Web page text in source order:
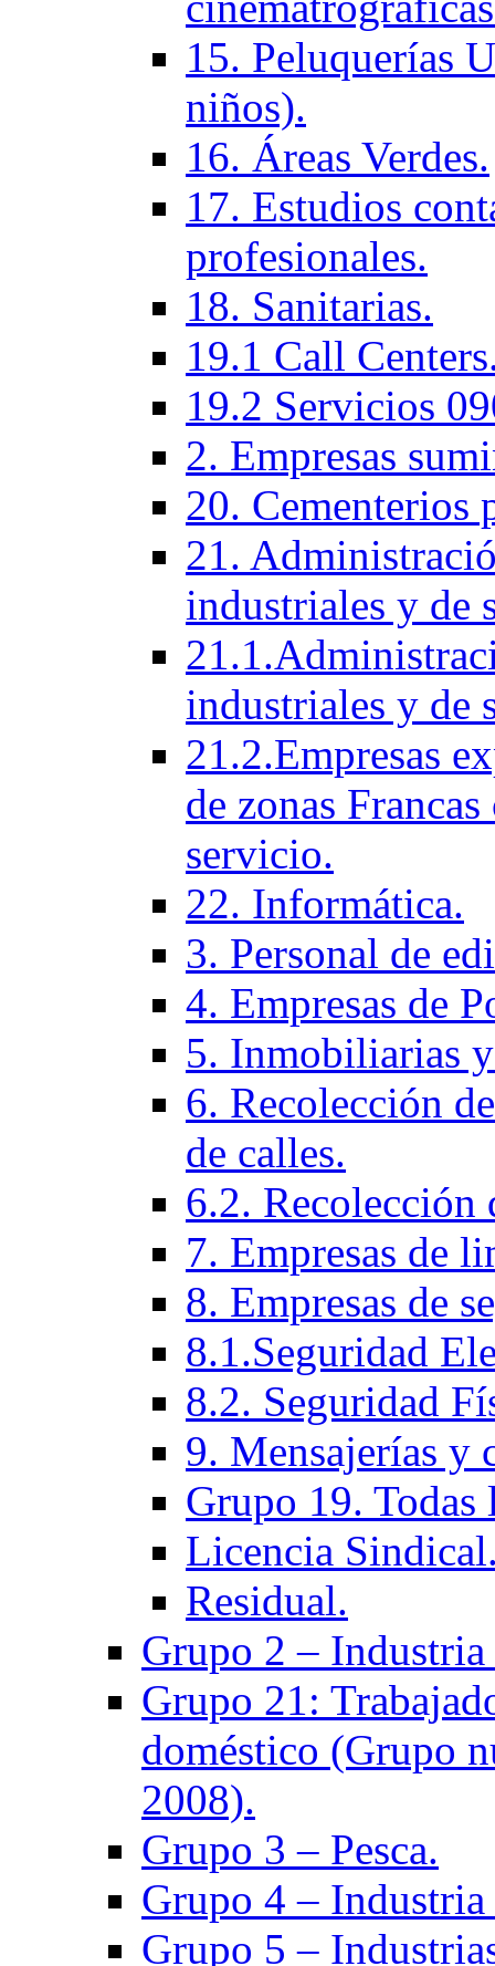
15. Peluquerí­as
niños).
16. Áreas Verdes.
17. Estudios
profesionales.
18. Sanitarias.
19.1 Call
19.2 Servicios
2. Empresas
20. Cementerios
21.
industriales y de
industriales y de
21.2.Empresas
de zonas
servicio.
22. Informática.
3. Personal de
4. Empresas de
5. Inmobiliarias
6. Recolección
de calles.
6.2. Recolección
7. Empresas de
8. Empresas de
8.1.Seguridad
8.2. Seguridad
9. Mensajerí­as y
Grupo 19. Todas
Licencia
Residual.
Grupo 2 –
Grupo 21:
doméstico (Grupo
2008).
Grupo 3 – Pesca.
Grupo 4 –
Grupo 5 –